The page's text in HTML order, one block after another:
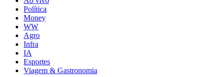
Política
Money
WW
Agro
Infra
IA
Esportes
Viagem & Gastronomia